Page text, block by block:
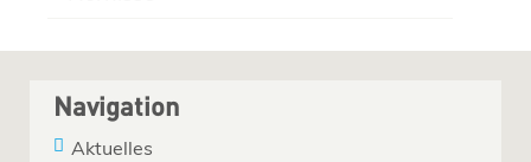
Navigation
Aktuelles